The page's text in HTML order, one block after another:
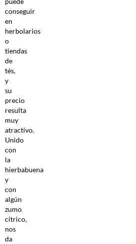
conseguir
en
herbolarios
o
tiendas
de
tés,
y
su
precio
resulta
muy
atractivo.
Unido
con
la
hierbabuena
y
con
algún
zumo
cítrico,
nos
da